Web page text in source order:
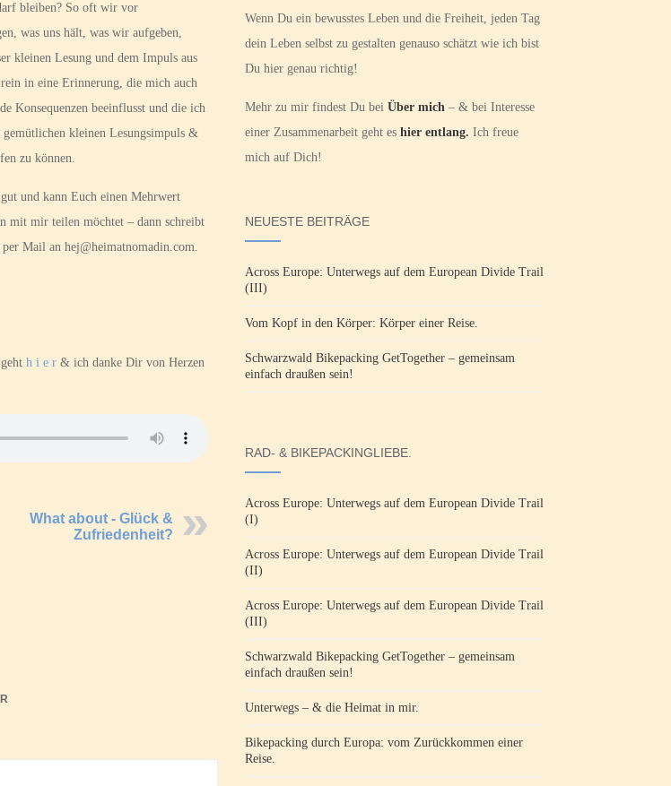
bleiben? So oft wir vor
was uns hält, was wir aufgeben,
kleinen Lesung und dem Impuls aus
in eine Erinnerung, die mich auch
Konsequenzen beeinflusst und die ich
kleinen Lesungsimpuls &
zu können.
und kann Euch einen Mehrwert
mit mir teilen möchtet – dann schreibt
Mail an hej@heimatnomadin.com.
h i e r & ich danke Dir von Herzen
What about - Glück &
Zufriedenheit?
Wenn Du ein bewusstes Leben und die Freiheit, jeden Tag
dein Leben selbst zu gestalten genauso schätzt wie ich bist
Du hier genau richtig!
Mehr zu mir findest Du bei Über mich– & bei Interesse
einer Zusammenarbeit geht es hier entlang. Ich freue
mich auf Dich!
NEUESTE BEITRÄGE
Across Europe: Unterwegs auf dem European Divide Trail
(III)
Vom Kopf in den Körper: Körper einer Reise.
Schwarzwald Bikepacking GetTogether – gemeinsam
einfach draußen sein!
RAD- & BIKEPACKINGLIEBE.
Across Europe: Unterwegs auf dem European Divide Trail
(I)
Across Europe: Unterwegs auf dem European Divide Trail
(II)
Across Europe: Unterwegs auf dem European Divide Trail
(III)
Schwarzwald Bikepacking GetTogether – gemeinsam
einfach draußen sein!
Unterwegs – & die Heimat in mir.
Bikepacking durch Europa: vom Zurückkommen einer
Reise.